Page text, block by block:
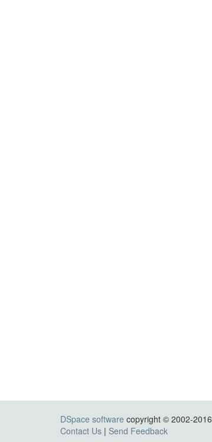
DSpace software copyright © 2002-2016
Contact Us | Send Feedback